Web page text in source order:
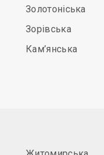
Золотоніська
Зорівська
Кам’янська